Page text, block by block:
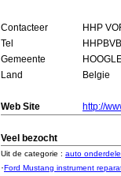
Contacteer
HHP
Tel
Gemeente
Land
Belgie
Web Site http://
Veel bezocht
Uit de categorie : auto
·Ford Mustang instrument